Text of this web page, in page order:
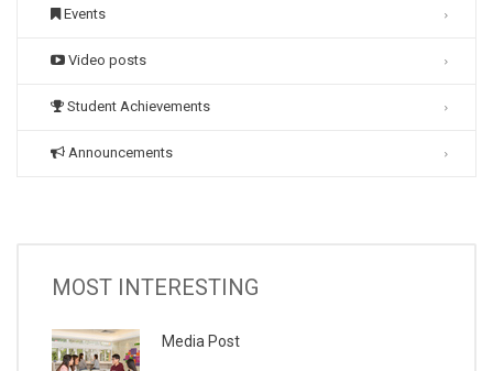
Events
Video posts
Student Achievements
Announcements
MOST INTERESTING
Media Post